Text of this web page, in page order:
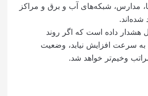
مدارس، شبکه‌های آب و برق و مراکز
شده‌اند.
هشدار داده است که اگر روند
سرعت افزایش نیابد، وضعیت
وخیم‌تر خواهد شد.